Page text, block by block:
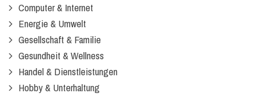
Computer & Internet
Energie & Umwelt
Gesellschaft & Familie
Gesundheit & Wellness
Handel & Dienstleistungen
Hobby & Unterhaltung